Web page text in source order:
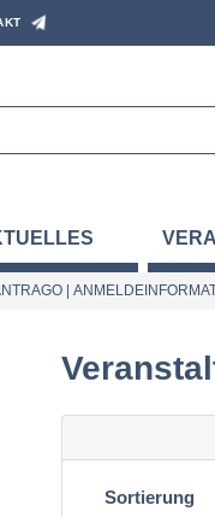
|
Sortierung